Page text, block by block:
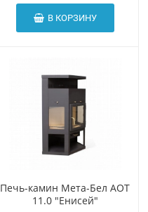
В КОРЗИНУ
Печь-камин Мета-Бел АОТ
11.0 "Енисей"